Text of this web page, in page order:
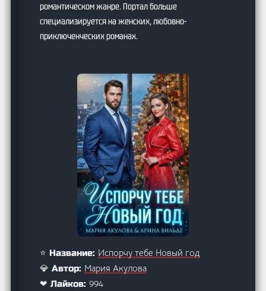
романтическом жанре. Портал больше
специализируется на женских, любовно-
приключенческих романах.
⭐ Название: Испорчу тебе Новый год
💎 Автор: Мария Акулова
❤ Лайков:994